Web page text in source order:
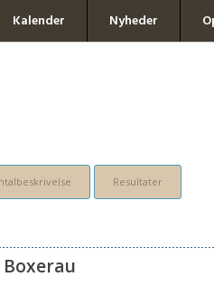
Kalender Nyheder
Resultater
Boxerau